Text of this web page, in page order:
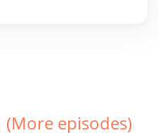
(More episodes)